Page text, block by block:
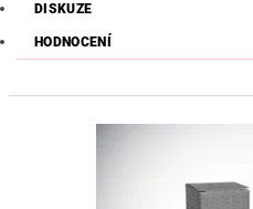
DISKUZE
HODNOCENÍ